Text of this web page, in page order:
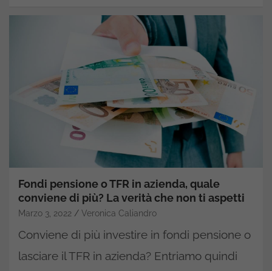
Fondi pensione o TFR in azienda, quale
conviene di più? La verità che non ti aspetti
Marzo 3, 2022 Veronica Caliandro
Conviene di più investire in fondi pensione o
lasciare il TFR in azienda? Entriamo quindi